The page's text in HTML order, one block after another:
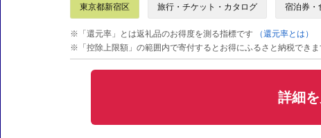
東京都新宿区 旅行・チケット・カタログ 宿泊券・
※「還元率」とは返礼品のお得度を測る指標です
（還元率とは）
※「控除上限額」の範囲内で寄付するとお得にふるさと納税できま
詳細